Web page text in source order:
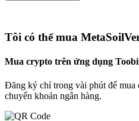
Tôi có thể mua
Mua crypto trên ứng dụng
Đăng ký chỉ trong vài phút để mua
chuyển khoản ngân hàng.